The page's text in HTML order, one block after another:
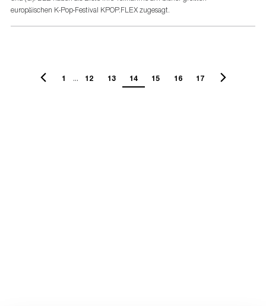
europäischen K-Pop-Festival KPOP.FLEX zugesagt.
1 ... 12 13 14 15 16 17